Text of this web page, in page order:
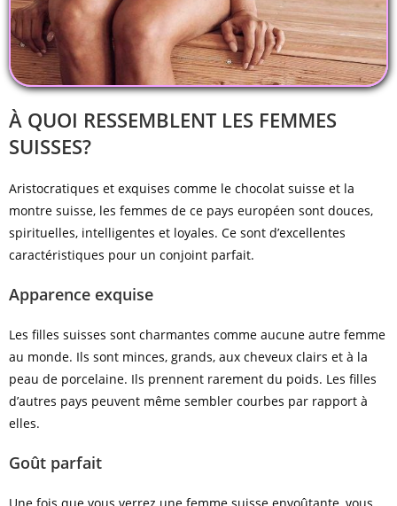
À QUOI RESSEMBLENT LES FEMMES
SUISSES?
Aristocratiques et exquises comme le chocolat suisse et la
montre suisse, les femmes de ce pays européen sont douces,
spirituelles, intelligentes et loyales. Ce sont d’excellentes
caractéristiques pour un conjoint parfait.
Apparence exquise
Les filles suisses sont charmantes comme aucune autre femme
au monde. Ils sont minces, grands, aux cheveux clairs et à la
peau de porcelaine. Ils prennent rarement du poids. Les filles
d’autres pays peuvent même sembler courbes par rapport à
elles.
Goût parfait
Une fois que vous verrez une femme suisse envoûtante, vous